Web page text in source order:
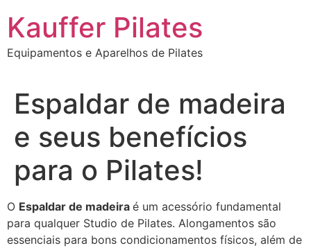
para
conteúdo
Kauffer Pilates
Equipamentos e Aparelhos de Pilates
Espaldar de madeira
e seus benefícios
para o Pilates!
O Espaldar de madeira é um acessório fundamental
para qualquer Studio de Pilates. Alongamentos são
essenciais para bons condicionamentos físicos, além de